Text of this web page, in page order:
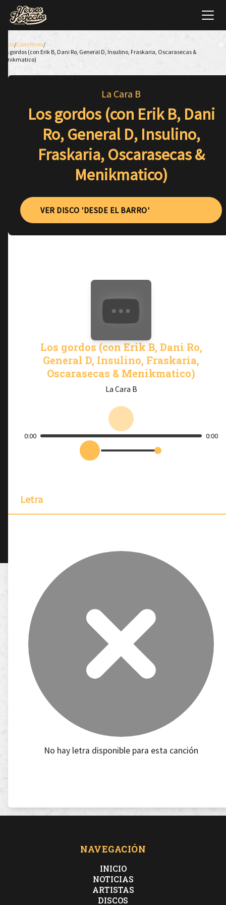
Inicio/Canciones/
Los gordos (con Erik B, Dani Ro, General D, Insulino, Fraskaria, Oscarasecas &
Menikmatico)
La Cara B
Los gordos (con Erik B, Dani
Ro, General D, Insulino,
Fraskaria, Oscarasecas &
Menikmatico)
VER DISCO 'DESDE EL BARRO'
Los gordos (con Erik B, Dani Ro,
General D, Insulino, Fraskaria,
Oscarasecas & Menikmatico)
La Cara B
0:00 0:00
Letra
No hay letra disponible para esta canción
NAVEGACIÓN
INICIO
NOTICIAS
ARTISTAS
DISCOS